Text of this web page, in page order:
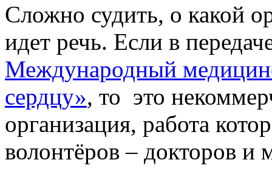
Сложно судить, о какой
идет речь. Если в
Международный
сердцу», то это
организация, работа
волонтёров – докторов и